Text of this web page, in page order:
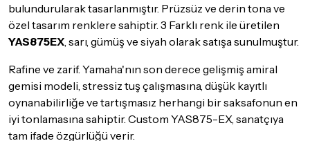
Detaylar içintıklayınız
İade Koşulları
Sitemiz üzerinden satın almış olduğunuz ürünleri, teslimat
tarihinden itibaren14 Güniçerisinde iade edebilir ya da
değiştirebilirsiniz.
İadesi ve değişimi mümkün olmayan ürünler içintıklayınız.
İade ve değişimi talep edilecek ürünün ticari vasfını yitirmemiş
bulundurularak tasarlanmıştır. Prüzsüz ve derin tona ve
özel tasarım renklere sahiptir. 3 Farklı renk ile üretilen
YAS875EX, sarı, gümüş ve siyah olarak satışa sunulmuştur.
Rafine ve zarif. Yamaha'nın son derece gelişmiş amiral
gemisi modeli, stressiz tuş çalışmasına, düşük kayıtlı
oynanabilirliğe ve tartışmasız herhangi bir saksafonun en
iyi tonlamasına sahiptir. Custom YAS875-EX, sanatçıya
tam ifade özgürlüğü verir.